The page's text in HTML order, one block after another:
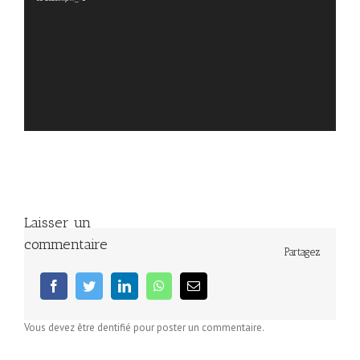
Partagez
facebooktwitter linkedin whatsappEmail
Laisser un
commentaire
Vous devez être dentifié pour poster un commentaire.